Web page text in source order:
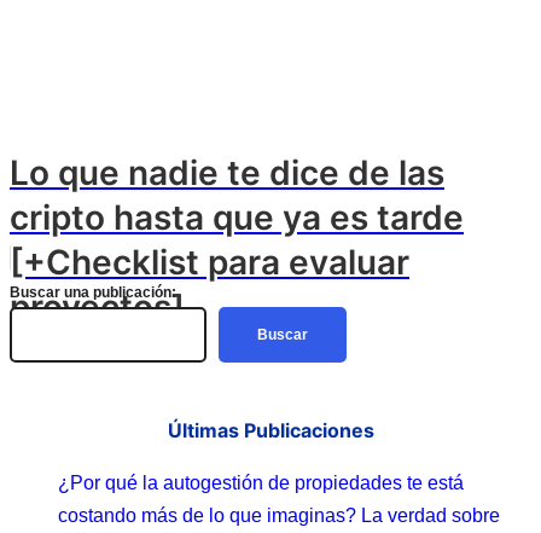
Lo que nadie te dice de las
cripto hasta que ya es tarde
[+Checklist para evaluar
proyectos]
Buscar una publicación:
Buscar
Últimas Publicaciones
¿Por qué la autogestión de propiedades te está
costando más de lo que imaginas? La verdad sobre